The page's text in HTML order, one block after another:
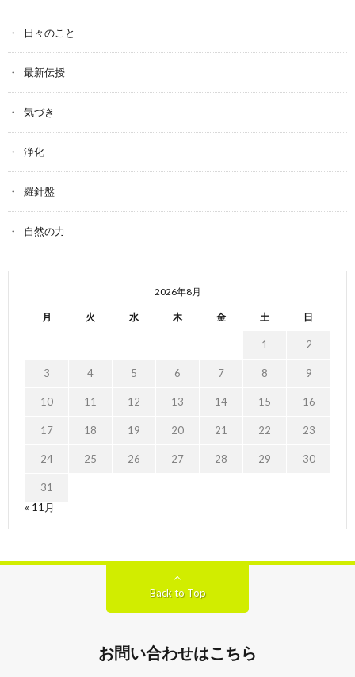
日々のこと
最新伝授
気づき
浄化
羅針盤
自然の力
2026年8月
月 火 水 木 金 土 日
1 2
3 4 5 6 7 8 9
10 11 12 13 14 15 16
17 18 19 20 21 22 23
24 25 26 27 28 29 30
31
« 11月
Back to Top
お問い合わせはこちら